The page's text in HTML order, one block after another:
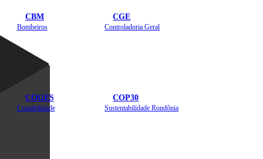
CBM
Bombeiros
CGE
Controladoria Geral
COGES
Contabilidade
COP30
Sustentabilidade Rondônia